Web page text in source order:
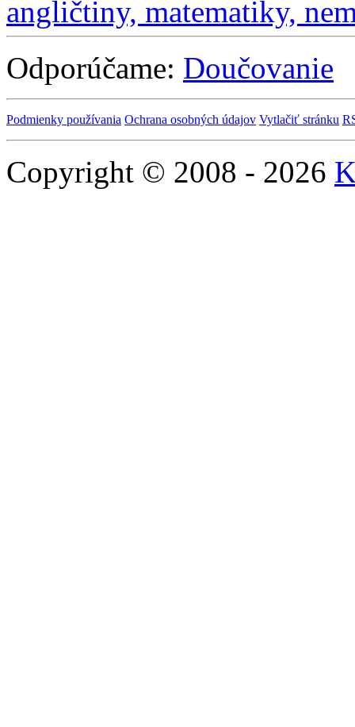
Odporúčame: Doučovanie
Podmienky používania Ochrana osobných údajov Vytlačiť stránku
Copyright © 2008 - 2026